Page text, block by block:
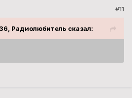
#11
Радиолюбитель сказал: